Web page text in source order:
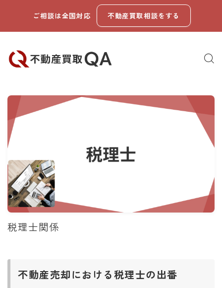
ご相談は全国対応 不動産買取相談をする
税理士関係
不動産売却における税理士の出番